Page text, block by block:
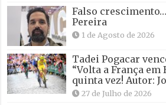
Falso
Pereira
1 de Agosto de 2026
Tadei Pogacar
“Volta a França
quinta vez! Autor:
27 de Julho de 2026